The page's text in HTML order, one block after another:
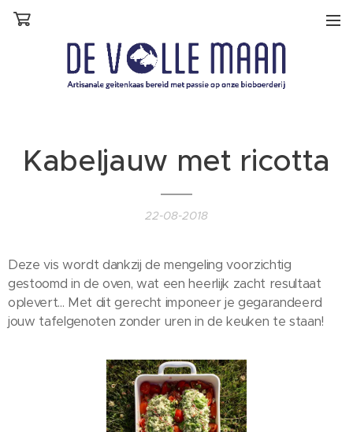
Kabeljauw met ricotta
22-08-2018
Deze vis wordt dankzij de mengeling voorzichtig
gestoomd in de oven, wat een heerlijk zacht resultaat
oplevert... Met dit gerecht imponeer je gegarandeerd
jouw tafelgenoten zonder uren in de keuken te staan!